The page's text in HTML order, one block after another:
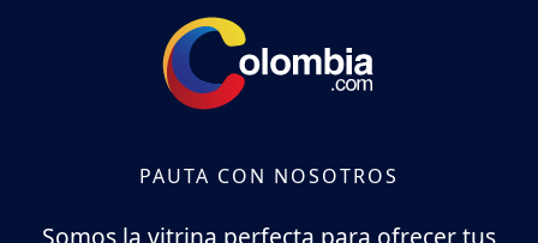
PAUTA CON NOSOTROS